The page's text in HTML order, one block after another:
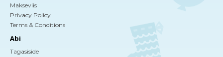
Makseviis
Privacy Policy
Terms & Conditions
Abi
Tagasiside